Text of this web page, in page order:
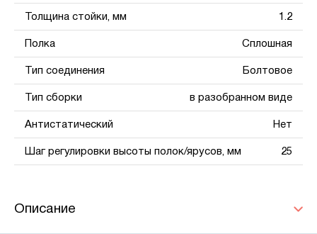
Толщина стойки, мм 1.2
Полка Сплошная
Тип соединения Болтовое
Тип сборки в разобранном виде
Антистатический Нет
Шаг регулировки высоты полок/ярусов, мм 25
Описание